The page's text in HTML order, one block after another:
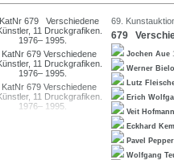
69.
679
Jochen Aue
Werner
Lutz
Erich
Veit
Eckhard
Pavel
Wolfgang